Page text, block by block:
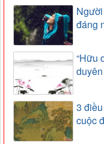
đáng
“Hữu
3
cuộc